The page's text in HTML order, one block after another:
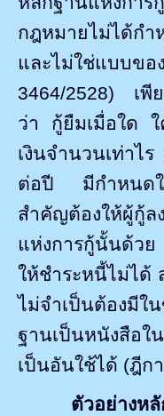
กฎหมายไม่ได้กำ
และไม่ใช่แบ
3464/2528) เพี
ว่า กู้ยืมเมื่อใด
เงินจำนวนเท่าไ
ต่อปี มีกำหนดใ
สำคัญต้องให้ผู้กู้ล
แห่งการกู้นั้นด้ว
ให้ชำระหนี้ไม่ได้
ไม่จำเป็นต้องมี
ฐานเป็นหนังสือ
เป็นอันใช้ได้ (ฎีก
ตัวอย่างห